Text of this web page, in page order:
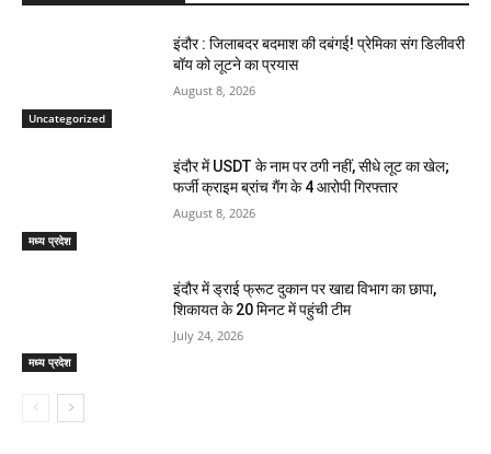
Uncategorized
इंदौर : जिलाबदर बदमाश की दबंगई! प्रेमिका संग डिलीवरी
बॉय को लूटने का प्रयास
August 8, 2026
मध्य प्रदेश
इंदौर में USDT के नाम पर ठगी नहीं, सीधे लूट का खेल;
फर्जी क्राइम ब्रांच गैंग के 4 आरोपी गिरफ्तार
August 8, 2026
मध्य प्रदेश
इंदौर में ड्राई फ्रूट दुकान पर खाद्य विभाग का छापा,
शिकायत के 20 मिनट में पहुंची टीम
July 24, 2026